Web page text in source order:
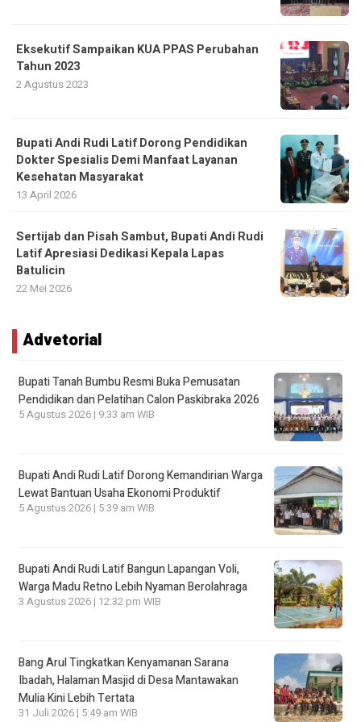
Eksekutif Sampaikan KUA PPAS Perubahan
Tahun 2023
2 Agustus 2023
Bupati Andi Rudi Latif Dorong Pendidikan
Dokter Spesialis Demi Manfaat Layanan
Kesehatan Masyarakat
13 April 2026
Sertijab dan Pisah Sambut, Bupati Andi Rudi
Latif Apresiasi Dedikasi Kepala Lapas
Batulicin
22 Mei 2026
Advetorial
Bupati Tanah Bumbu Resmi Buka Pemusatan
Pendidikan dan Pelatihan Calon Paskibraka 2026
5 Agustus 2026 | 9:33 am WIB
Bupati Andi Rudi Latif Dorong Kemandirian Warga
Lewat Bantuan Usaha Ekonomi Produktif
5 Agustus 2026 | 5:39 am WIB
Bupati Andi Rudi Latif Bangun Lapangan Voli,
Warga Madu Retno Lebih Nyaman Berolahraga
3 Agustus 2026 | 12:32 pm WIB
Bang Arul Tingkatkan Kenyamanan Sarana
Ibadah, Halaman Masjid di Desa Mantawakan
Mulia Kini Lebih Tertata
31 Juli 2026 | 5:49 am WIB